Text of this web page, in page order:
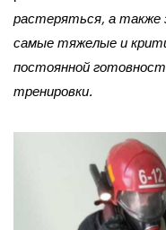
растеряться, а также
самые тяжелые и
постоянной
тренировки.